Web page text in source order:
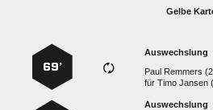
Gelbe
Auswechslung
 
für 
69’
Auswechslung